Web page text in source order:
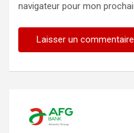
navigateur pour mon